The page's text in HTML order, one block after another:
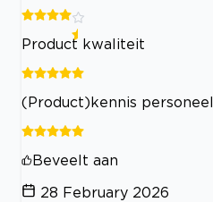
Product kwaliteit
(Product)kennis personeel
Beveelt aan
28 February 2026